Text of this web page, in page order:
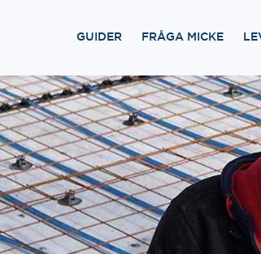
GUIDER FRÅGA MICKE